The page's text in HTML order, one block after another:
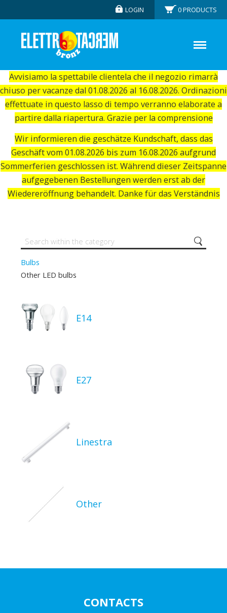
Avvisiamo la spettabile clientela che il negozio rimarrà
chiuso per vacanze dal 01.08.2026 al 16.08.2026. Ordinazioni
effettuate in questo lasso di tempo verranno elaborate a
partire dalla riapertura. Grazie per la comprensione
Wir informieren die geschätze Kundschaft, dass das
Geschäft vom 01.08.2026 bis zum 16.08.2026 aufgrund
Sommerferien geschlossen ist. Während dieser Zeitspanne
aufgegebenen Bestellungen werden erst ab der
Wiedereröffnung behandelt. Danke für das Verständnis
LOGIN 0PRODUCTS
Bulbs
Other LED bulbs
E14
E27
Linestra
Other
CONTACTS